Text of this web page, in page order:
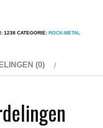
1238 CATEGORIE: ROCK-METAL
(0)